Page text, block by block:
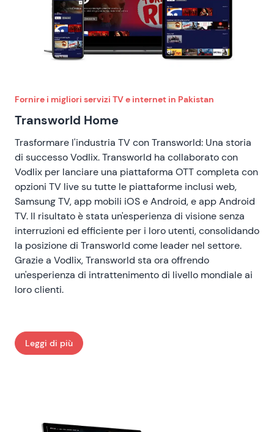
Fornire i migliori servizi TV e internet in Pakistan
Transworld Home
Trasformare l'industria TV con Transworld: Una storia
di successo Vodlix. Transworld ha collaborato con
Vodlix per lanciare una piattaforma OTT completa con
opzioni TV live su tutte le piattaforme inclusi web,
Samsung TV, app mobili iOS e Android, e app Android
TV. Il risultato è stata un'esperienza di visione senza
interruzioni ed efficiente per i loro utenti, consolidando
la posizione di Transworld come leader nel settore.
Grazie a Vodlix, Transworld sta ora offrendo
un'esperienza di intrattenimento di livello mondiale ai
loro clienti.
Leggi di più: Transworld Home